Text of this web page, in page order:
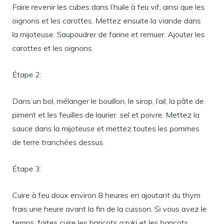
Faire revenir les cubes dans l’huile à feu vif, ainsi que les
oignons et les carottes. Mettez ensuite la viande dans
la mijoteuse. Saupoudrer de farine et remuer. Ajouter les
carottes et les oignons.
Étape 2:
Dans un bol, mélanger le bouillon, le sirop, l’ail, la pâte de
piment et les feuilles de laurier. sel et poivre. Mettez la
sauce dans la mijoteuse et mettez toutes les pommes
de terre tranchées dessus.
Étape 3:
Cuire à feu doux environ 8 heures en ajoutant du thym
frais une heure avant la fin de la cuisson. Si vous avez le